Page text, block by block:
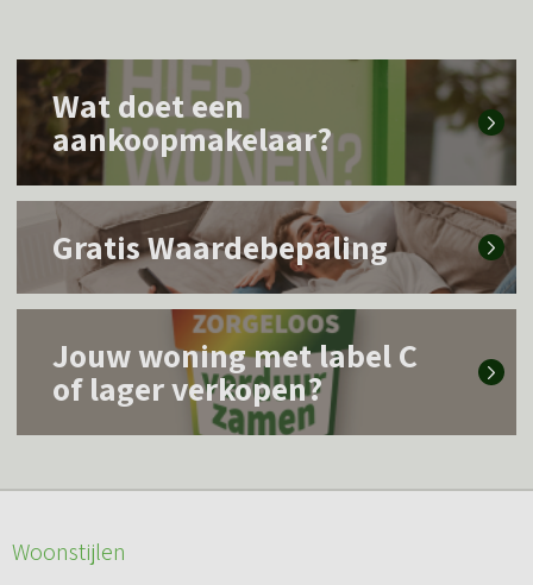
s
e
r
Wat doet een
aankoopmakelaar?
e
r
v
Gratis Waardebepaling
s
e
Jouw woning met label C
of lager verkopen?
Woonstijlen